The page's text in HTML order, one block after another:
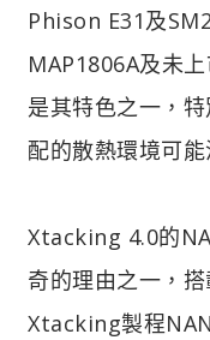
Phison E31及
MAP1806A及未
是其特色之一，
配的散熱環境可能
Xtacking 4.0的
奇的理由之一，
Xtacking製程